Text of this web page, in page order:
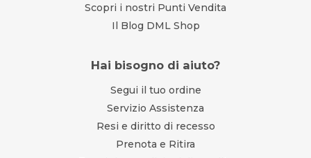
Scopri i nostri Punti Vendita
Il Blog DML Shop
Hai bisogno di aiuto?
Segui il tuo ordine
Servizio Assistenza
Resi e diritto di recesso
Prenota e Ritira